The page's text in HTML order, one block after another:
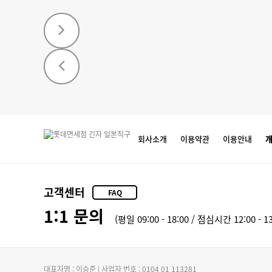
회사소개 이용약관 이용안내
고객센터 FAQ
1:1 문의 (평일 09:00 - 18:00 / 점심시간 12:00 -
대표자명 : 이승준 | 사업자 번호 : 0104 01 113281